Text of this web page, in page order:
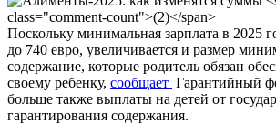
Поскольку минимальная зарплата в 2025
до 740 евро, увеличивается и размер
содержание, которые родитель обязан
своему ребенку, сообщает Гарантийный
больше также выплаты на детей от
гарантирования содержания.